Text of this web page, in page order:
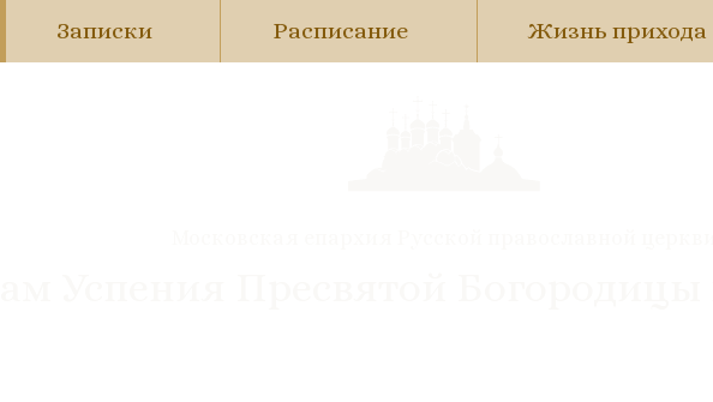
Жизнь прихода
Расписание
Записки